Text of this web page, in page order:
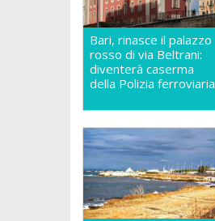
Bari, rinasce il palazzo
rosso di via Beltrani:
diventerà caserma
della Polizia ferroviaria